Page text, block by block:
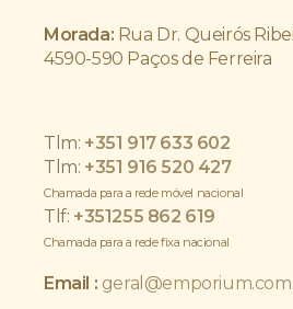
Morada: Rua Dr. Queirós
4590-590 Paços de Ferreira
Tlm: +351 917 633 602
Tlm: +351 916 520 427
Chamada para a rede móvel nacional
Tlf: +351255 862 619
Chamada para a rede fixa nacional
Email :